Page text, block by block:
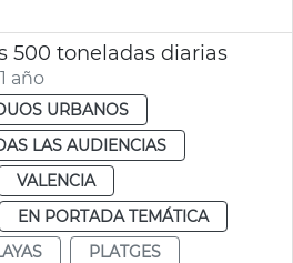
500 toneladas diarias
año
URBANOS
LAS AUDIENCIAS
VALENCIA
EN PORTADA TEMÁTICA
PLATGES